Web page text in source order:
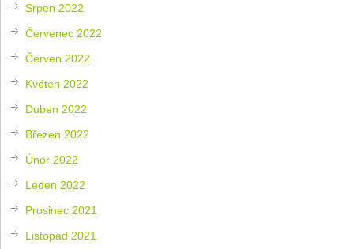
Srpen 2022
Červenec 2022
Červen 2022
Květen 2022
Duben 2022
Březen 2022
Únor 2022
Leden 2022
Prosinec 2021
Listopad 2021